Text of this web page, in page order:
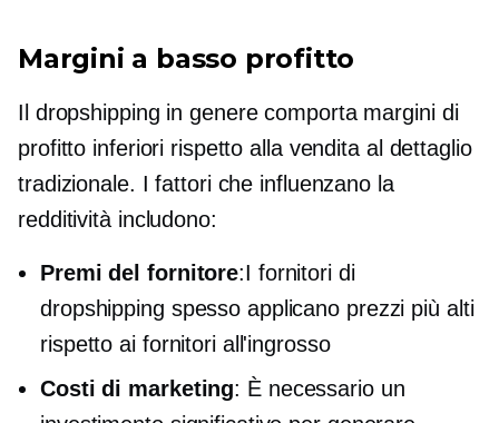
Margini a basso profitto
Il dropshipping in genere comporta margini di
profitto inferiori rispetto alla vendita al dettaglio
tradizionale. I fattori che influenzano la
redditività includono:
Premi del fornitore:I fornitori di
dropshipping spesso applicano prezzi più alti
rispetto ai fornitori all'ingrosso
Costi di marketing: È necessario un